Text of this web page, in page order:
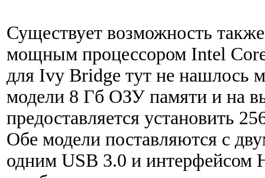
Существует возможность
мощным процессором Intel
для Ivy Bridge тут не нашлось
модели 8 Гб ОЗУ памяти и на
предоставляется установить
Обе модели поставляются с
одним USB 3.0 и интерфейсом